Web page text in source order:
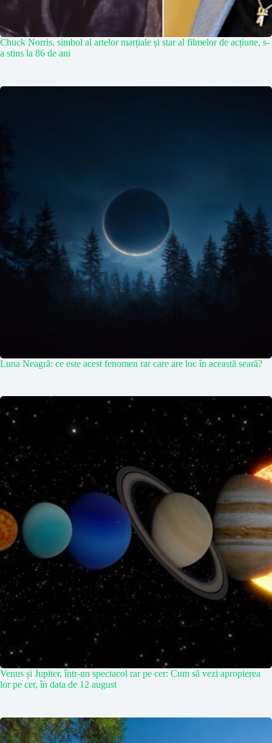
Chuck Norris, simbol al artelor marțiale și star al filmelor de acțiune, s-
a stins la 86 de ani
Luna Neagră: ce este acest fenomen rar care are loc în această seară?
Venus și Jupiter, într-un spectacol rar pe cer: Cum să vezi apropierea
lor pe cer, în data de 12 august